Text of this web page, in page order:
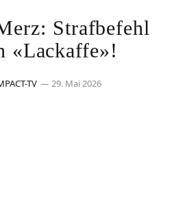
Strafbefehl
«Lackaffe»!
TV 29. Mai 2026